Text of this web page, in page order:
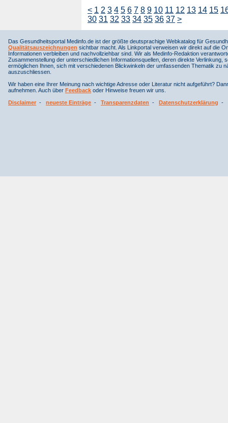
< 1 2 3 4 5 6 7 8 9 10 11 12 13 14 15
30 31 32 33 34 35 36 37 >
Das Gesundheitsportal Medinfo.de ist der größte deutsprachige Webkatalog für
Qualitätsauszeichnungen sichtbar macht. Als Linkportal verweisen wir direkt auf die
Informationen verbleiben und nachvollziehbar sind. Wir als Medinfo-Redaktion
Zusammenstellung der unterschiedlichen Informationsquellen, deren direkte
ermöglichen Ihnen, sich mit verschiedenen Blickwinkeln der umfassenden Thematik
auszuschliessen.
Wir haben eine Ihrer Meinung nach wichtige Adresse oder Literatur nicht aufgeführt?
aufnehmen. Auch über Feedback oder Hinweise freuen wir uns.
Disclaimer - neueste Einträge - Transparenzdaten - Datenschutzerklärung -